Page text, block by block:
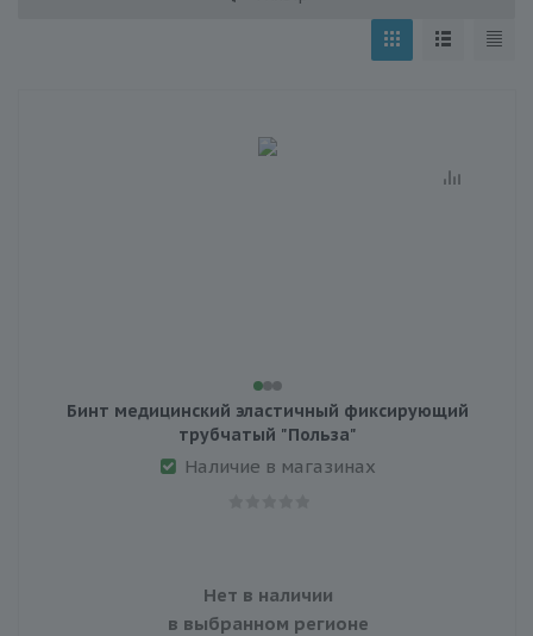
Бинт медицинский эластичный фиксирующий
трубчатый "Польза"
Наличие в магазинах
Нет в наличии
в выбранном регионе